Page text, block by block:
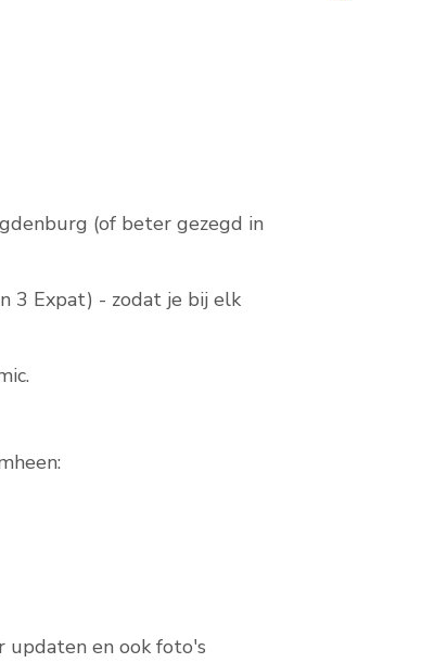
(of beter gezegd in
3 Expat) - zodat je bij elk
updaten en ook foto's